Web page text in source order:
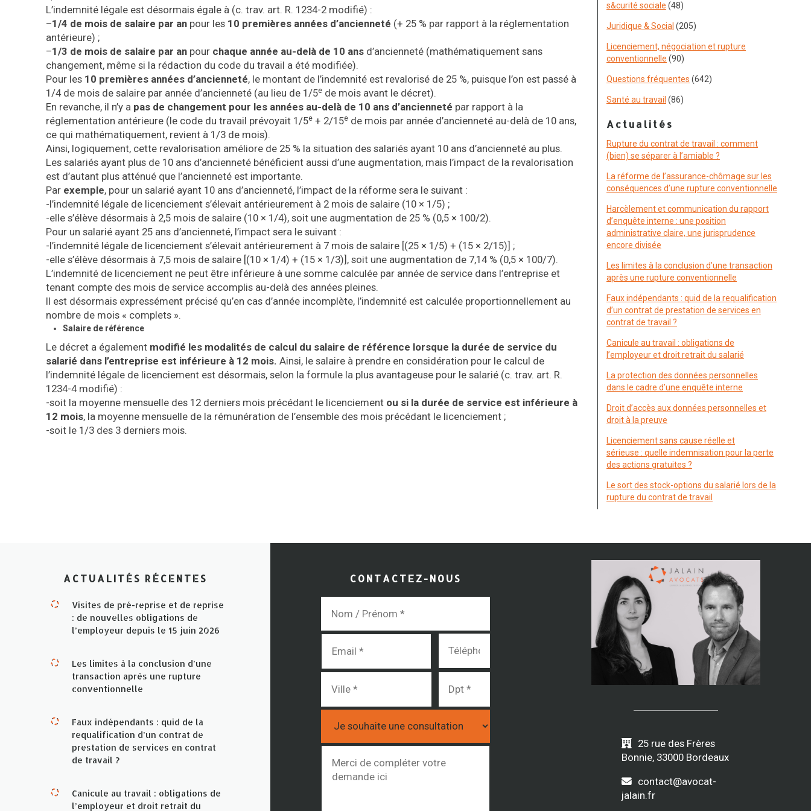
L’indemnité légale est désormais égale à (c. trav. art. R. 1234-2 modifié) :
–1/4 de mois de salaire par an pour les 10 premières années d’ancienneté (+ 25 % par rapport à la réglementation
antérieure) ;
–1/3 de mois de salaire par an pour chaque année au-delà de 10 ans d’ancienneté (mathématiquement sans
changement, même si la rédaction du code du travail a été modifiée).
Pour les 10 premières années d’ancienneté, le montant de l’indemnité est revalorisé de 25 %, puisque l’on est passé à
1/4 de mois de salaire par année d’ancienneté (au lieu de 1/5e de mois avant le décret).
En revanche, il n’y a pas de changement pour les années au-delà de 10 ans d’ancienneté par rapport à la
réglementation antérieure (le code du travail prévoyait 1/5e + 2/15e de mois par année d’ancienneté au-delà de 10 ans,
ce qui mathématiquement, revient à 1/3 de mois).
Ainsi, logiquement, cette revalorisation améliore de 25 % la situation des salariés ayant 10 ans d’ancienneté au plus.
Les salariés ayant plus de 10 ans d’ancienneté bénéficient aussi d’une augmentation, mais l’impact de la revalorisation
est d’autant plus atténué que l’ancienneté est importante.
Par exemple, pour un salarié ayant 10 ans d’ancienneté, l’impact de la réforme sera le suivant :
-l’indemnité légale de licenciement s’élevait antérieurement à 2 mois de salaire (10 × 1/5) ;
-elle s’élève désormais à 2,5 mois de salaire (10 × 1/4), soit une augmentation de 25 % (0,5 × 100/2).
Pour un salarié ayant 25 ans d’ancienneté, l’impact sera le suivant :
-l’indemnité légale de licenciement s’élevait antérieurement à 7 mois de salaire [(25 × 1/5) + (15 × 2/15)] ;
-elle s’élève désormais à 7,5 mois de salaire [(10 × 1/4) + (15 × 1/3)], soit une augmentation de 7,14 % (0,5 × 100/7).
L’indemnité de licenciement ne peut être inférieure à une somme calculée par année de service dans l’entreprise et
tenant compte des mois de service accomplis au-delà des années pleines.
Il est désormais expressément précisé qu’en cas d’année incomplète, l’indemnité est calculée proportionnellement au
nombre de mois « complets ».
Salaire de référence
Le décret a également modifié les modalités de calcul du salaire de référence lorsque la durée de service du
salarié dans l’entreprise est inférieure à 12 mois. Ainsi, le salaire à prendre en considération pour le calcul de
l’indemnité légale de licenciement est désormais, selon la formule la plus avantageuse pour le salarié (c. trav. art. R.
1234-4modifié) :
-soit la moyenne mensuelle des 12 derniers mois précédant le licenciement ou si la durée de service est inférieure à
12 mois, la moyenne mensuelle de la rémunération de l’ensemble des mois précédant le licenciement ;
-soit le 1/3 des 3 derniers mois.
s&curité sociale (48)
Juridique & Social (205)
Licenciement, négociation et rupture
conventionnelle (90)
Questions fréquentes (642)
Santé au travail (86)
Actualités
Rupture du contrat de travail : comment
(bien) se séparer à l’amiable ?
La réforme de l’assurance-chômage sur les
conséquences d’une rupture conventionnelle
Harcèlement et communication du rapport
d’enquête interne : une position
administrative claire, une jurisprudence
encore divisée
Les limites à la conclusion d’une transaction
après une rupture conventionnelle
Faux indépendants : quid de la requalification
d’un contrat de prestation de services en
contrat de travail ?
Canicule au travail : obligations de
l’employeur et droit retrait du salarié
La protection des données personnelles
dans le cadre d’une enquête interne
Droit d’accès aux données personnelles et
droit à la preuve
Licenciement sans cause réelle et
sérieuse : quelle indemnisation pour la perte
des actions gratuites ?
Le sort des stock-options du salarié lors de la
rupture du contrat de travail
ACTUALITÉS RÉCENTES
Visites de pré-reprise et de reprise
: de nouvelles obligations de
l’employeur depuis le 15 juin 2026
Les limites à la conclusion d’une
transaction après une rupture
conventionnelle
Faux indépendants : quid de la
requalification d’un contrat de
prestation de services en contrat
de travail ?
Canicule au travail : obligations de
l’employeur et droit retrait du
CONTACTEZ-NOUS
25 rue des Frères
Bonnie, 33000 Bordeaux
contact@avocat-
jalain.fr